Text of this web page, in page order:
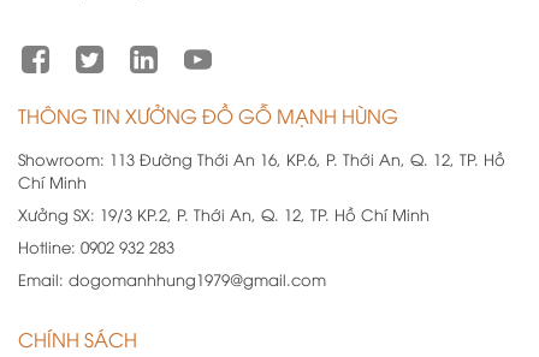
THÔNG TIN XƯỞNG ĐỒ GỖ MẠNH HÙNG
Showroom: 113 Đường Thới An 16, KP.6, P. Thới An, Q. 12, TP. Hồ
Chí Minh
Xưởng SX: 19/3 KP.2, P. Thới An, Q. 12, TP. Hồ Chí Minh
Hotline: 0902 932 283
Email: dogomanhhung1979@gmail.com
CHÍNH SÁCH